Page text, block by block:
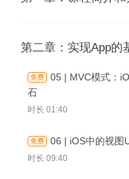
01 | 课程介绍
时长 02:04
03 | 常见App类型
时长 02:29
第二章：实现App的
05 | MVC模式：
石
时长 01:40
06 | iOS中的视图
时长 09:40